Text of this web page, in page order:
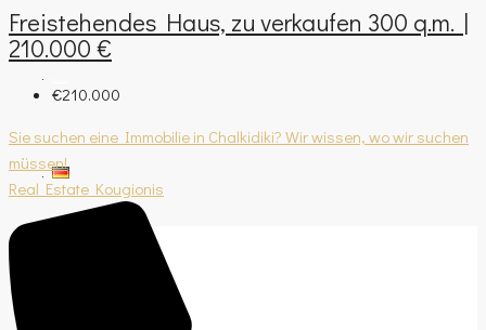
Freistehendes Haus, zu verkaufen 300 q.m. |
210.000 €
€210.000
Sie suchen eine Immobilie in Chalkidiki? Wir wissen, wo wir suchen
müssen!
Real Estate Kougionis